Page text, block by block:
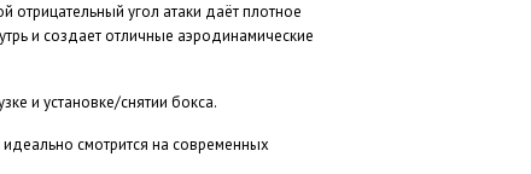
угол атаки даёт плотное
и создает отличные аэродинамические
и установке/снятии бокса.
смотрится на современных